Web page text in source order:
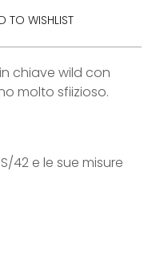
TO WISHLIST
chiave wild con
molto sfiizioso.
42 e le sue misure